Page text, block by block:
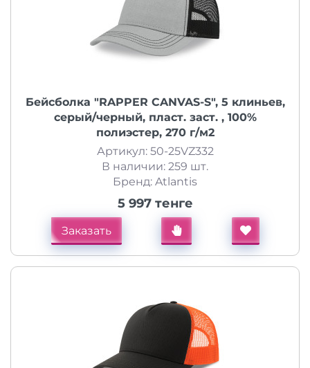
Бейсболка "RAPPER CANVAS-S", 5 клиньев,
серый/черный, пласт. заст. , 100%
полиэстер, 270 г/м2
Артикул: 50-25VZ332
В наличии: 259 шт.
Бренд: Atlantis
5 997 тенге
Заказать